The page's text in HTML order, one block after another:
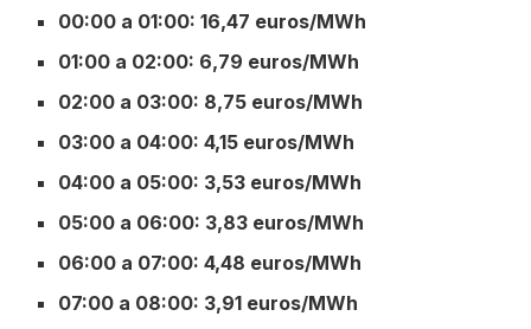
00:00 a 01:00: 16,47 euros/MWh
01:00 a 02:00: 6,79 euros/MWh
02:00 a 03:00: 8,75 euros/MWh
03:00 a 04:00: 4,15 euros/MWh
04:00 a 05:00: 3,53 euros/MWh
05:00 a 06:00: 3,83 euros/MWh
06:00 a 07:00: 4,48 euros/MWh
07:00 a 08:00: 3,91 euros/MWh